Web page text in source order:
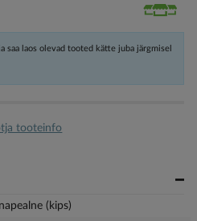
saa laos olevad tooted kätte juba järgmisel
tooteinfo
(kips)